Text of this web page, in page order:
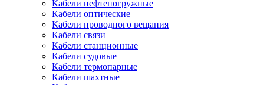
Кабели нефтепогружные
Кабели оптические
Кабели проводного вещания
Кабели связи
Кабели станционные
Кабели судовые
Кабели термопарные
Кабели шахтные